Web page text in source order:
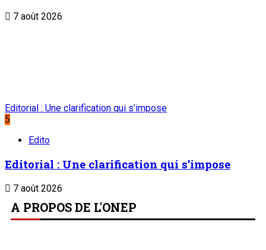
7 août 2026
Editorial : Une clarification qui s’impose
5
Edito
Editorial : Une clarification qui s’impose
7 août 2026
A PROPOS DE L'ONEP